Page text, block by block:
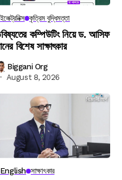
ইলেক্ট্রনিক্স কৃত্রিম বুদ্ধিমত্তা
কম্পিউটিং নিয়ে ড. আসিফ
বিশেষ সাক্ষাৎকার
Biggani Org
August 8, 2026
English সাক্ষাৎকার